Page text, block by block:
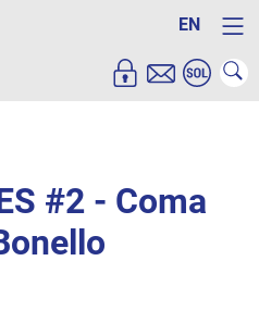
EN
#2 - Coma